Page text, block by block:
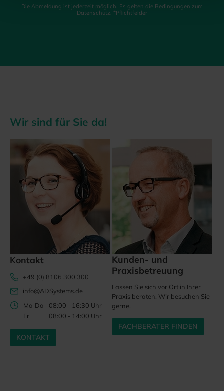
Die Abmeldung ist jederzeit möglich. Es gelten die Bedingungen zum
Datenschutz. *Pflichtfelder
Wir sind für Sie da!
Kontakt
+49 (0) 8106 300 300
info@ADSystems.de
Mo-Do
08:00 - 16:30 Uhr
Fr
08:00 - 14:00 Uhr
KONTAKT
Kunden- und
Praxisbetreuung
Lassen Sie sich vor Ort in Ihrer
Praxis beraten. Wir besuchen Sie
gerne.
FACHBERATER FINDEN